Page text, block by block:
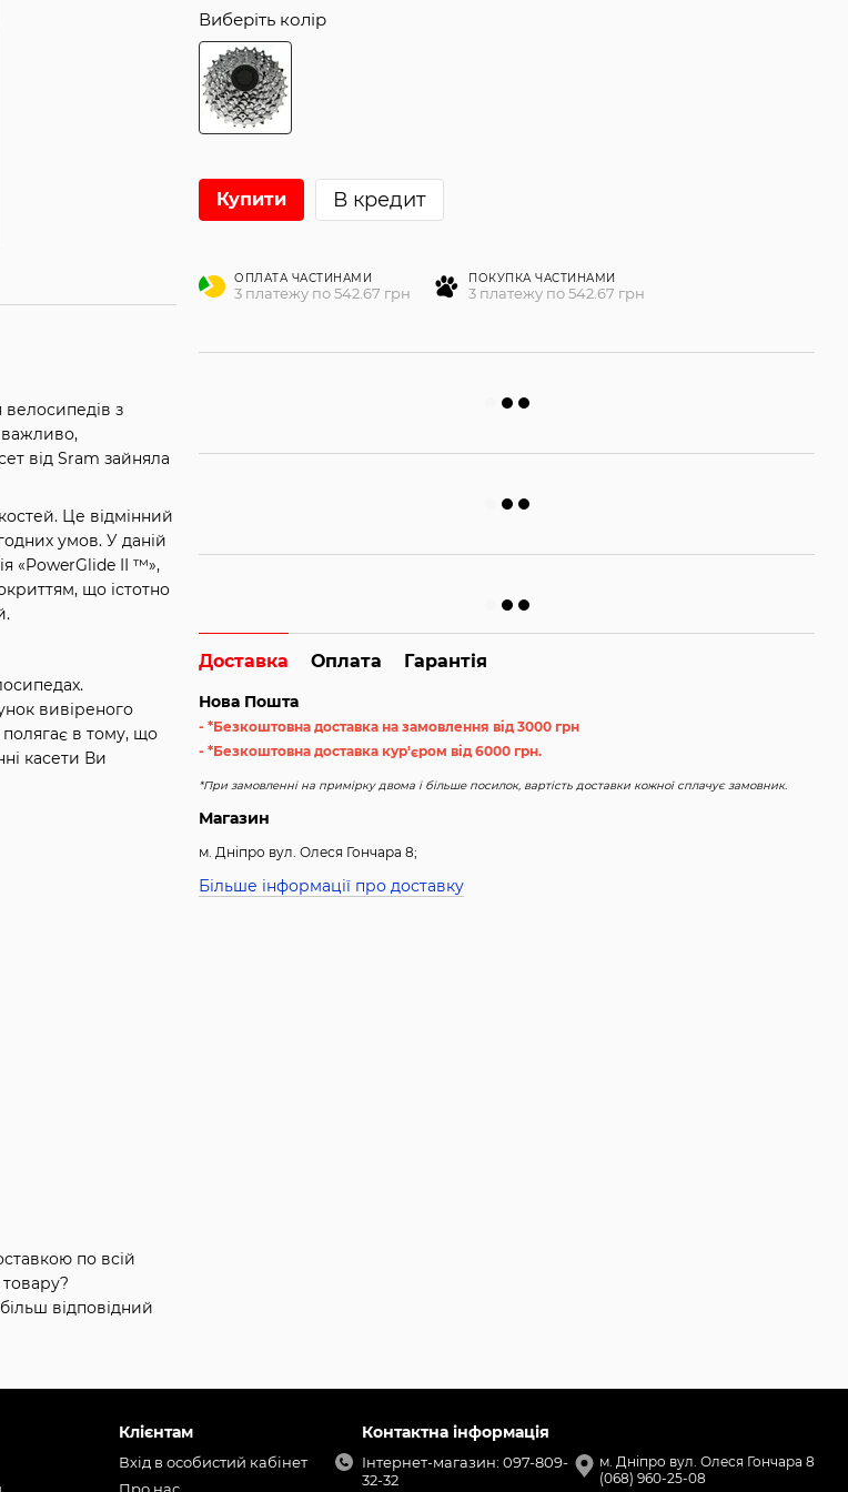
велосипедів з
важливо,
від Sram зайняла
Це відмінний
умов. У даній
«PowerGlide II ™»,
що істотно
вивіреного
полягає в тому, що
касети Ви
по всій
відповідний
Виберіть колір
Купити В кредит
ОПЛАТА ЧАСТИНАМИ
3 платежу по 542.67 грн
ПОКУПКА ЧАСТИНАМИ
3 платежу по 542.67 грн
Доставка Оплата Гарантія
Нова Пошта
- *Безкоштовна доставка на замовлення від 3000 грн
- *Безкоштовна доставка кур'єром від 6000 грн.
*При замовленні на примірку двома і більше посилок, вартість доставки кожної сплачує замовник.
Магазин
м. Дніпро вул. Олеся Гончара 8;
Більше інформації про доставку
Клієнтам
Вхід в особистий кабінет
Контактна інформація
Інтернет-магазин: 097-809-
32-32
м. Дніпро вул. Олеся Гончара 8
(068) 960-25-08